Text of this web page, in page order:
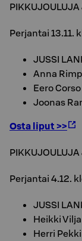
PIKKUJOULUJA
Perjantai 13.11.
JUSSI
Anna
Eero Corso
Joonas
Osta liput >>
PIKKUJOULUJA
Perjantai 4.12.
JUSSI
Heikki Vilja
Herri